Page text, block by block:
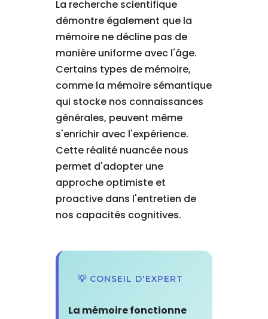
La recherche scientifique
démontre également que la
mémoire ne décline pas de
manière uniforme avec l'âge.
Certains types de mémoire,
comme la mémoire sémantique
qui stocke nos connaissances
générales, peuvent même
s'enrichir avec l'expérience.
Cette réalité nuancée nous
permet d'adopter une
approche optimiste et
proactive dans l'entretien de
nos capacités cognitives.
💡 CONSEIL D'EXPERT
La mémoire fonctionne